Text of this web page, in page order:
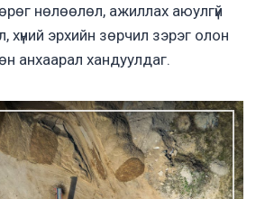
нөлөөлөл, ажиллах аюулгүй
хүний эрхийн зөрчил зэрэг олон
анхаарал хандуулдаг.